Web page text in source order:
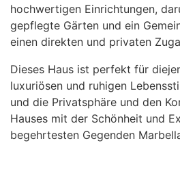
hochwertigen Einrichtungen,
gepflegte Gärten und ein
einen direkten und privaten
Dieses Haus ist perfekt für
luxuriösen und ruhigen
und die Privatsphäre und den
Hauses mit der Schönheit und
begehrtesten Gegenden